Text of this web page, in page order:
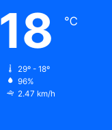
18 ℃
29º - 18º
96%
2.47 km/h